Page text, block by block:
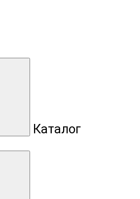
Каталог